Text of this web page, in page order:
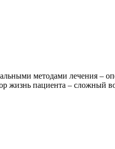
методами лечения –
жизнь пациента – сложный